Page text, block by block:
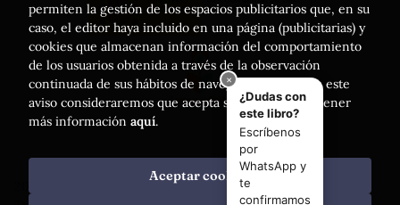
. Todos los Derechos Reservados |
permiten la gestión de los espacios publicitarios que, en su
caso, el editor haya incluido en una página (publicitarias) y
cookies que almacenan información del comportamiento
de los usuarios obtenida a través de la observación
continuada de sus hábitos de navegación. Si acepta este
aviso consideraremos que acepta su uso. Puede obtener
más información aquí.
Aceptar cookies